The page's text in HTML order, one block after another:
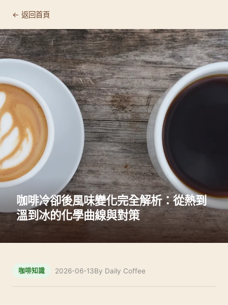
← 返回首頁
咖啡冷卻後風味變化完全解析：從熱到
溫到冰的化學曲線與對策
咖啡知識 2026-06-13By Daily Coffee